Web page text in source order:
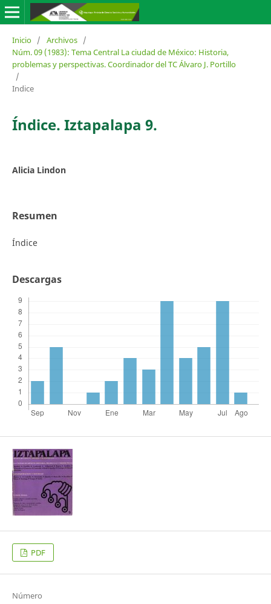
Inicio / Archivos /
Núm. 09 (1983): Tema Central La ciudad de México: Historia,
problemas y perspectivas. Coordinador del TC Álvaro J. Portillo
/
Indice
Índice. Iztapalapa 9.
Alicia Lindon
Resumen
Índice
Descargas
PDF
Número